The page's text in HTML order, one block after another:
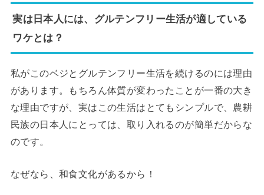
実は日本人には、グルテンフリー生活が適している
ワケとは？
私がこのベジとグルテンフリー生活を続けるのには理由
があります。もちろん体質が変わったことが一番の大き
な理由ですが、実はこの生活はとてもシンプルで、農耕
民族の日本人にとっては、取り入れるのが簡単だからな
のです。
なぜなら、和食文化があるから！